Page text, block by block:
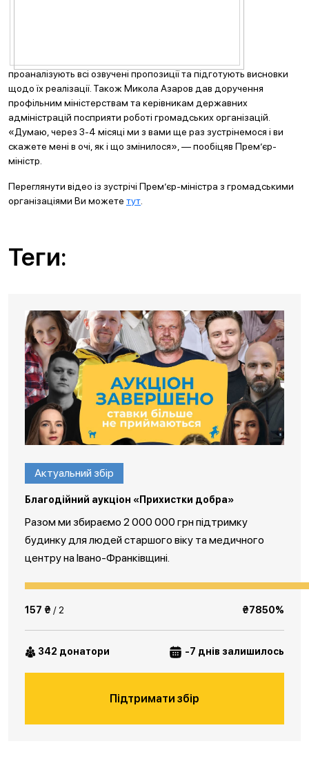
проаналізують всі озвучені пропозиції та підготують висновки
щодо їх реалізації. Також Микола Азаров дав доручення
профільним міністерствам та керівникам державних
адміністрацій посприяти роботі громадських організацій.
«Думаю, через 3-4 місяці ми з вами ще раз зустрінемося і ви
скажете мені в очі, як і що змінилося», — пообіцяв Прем’єр-
міністр.
Переглянути відео із зустрічі Прем’єр-міністра з громадськими
організаціями Ви можете тут
Теги:
Актуальний збір
Благодійний аукціон «Прихистки добра»
Разом ми збираємо 2 000 000 грн підтримку
будинку для людей старшого віку та медичного
центру на Івано-Франківщині.
157 ₴ / 2 ₴7850%
342 донатори -7 днів залишилось
Підтримати збір